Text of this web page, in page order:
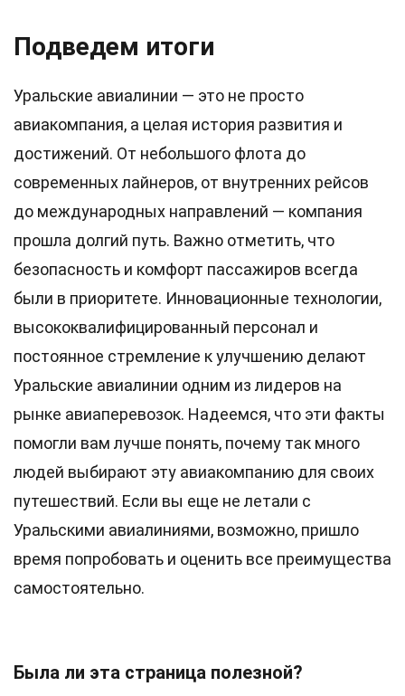
Подведем итоги
Уральские авиалинии — это не просто
авиакомпания, а целая история развития и
достижений. От небольшого флота до
современных лайнеров, от внутренних рейсов
до международных направлений — компания
прошла долгий путь. Важно отметить, что
безопасность и комфорт пассажиров всегда
были в приоритете. Инновационные технологии,
высококвалифицированный персонал и
постоянное стремление к улучшению делают
Уральские авиалинии одним из лидеров на
рынке авиаперевозок. Надеемся, что эти факты
помогли вам лучше понять, почему так много
людей выбирают эту авиакомпанию для своих
путешествий. Если вы еще не летали с
Уральскими авиалиниями, возможно, пришло
время попробовать и оценить все преимущества
самостоятельно.
Была ли эта страница полезной?